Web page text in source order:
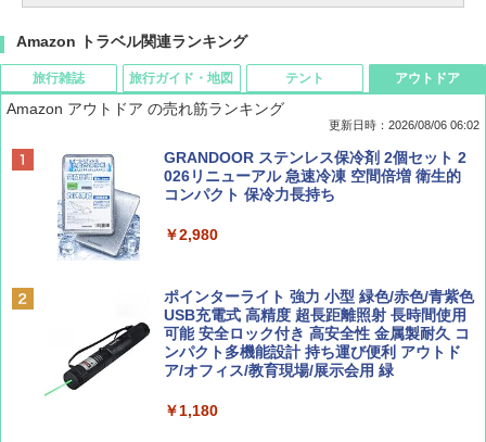
Amazon トラベル関連ランキング
旅行雑誌
ディズニーファン ２０２６年 ９月号 [雑
誌] (ＤＩＳＮＥＹ ＦＡＮ)
Coyote No.89 特集 星野道夫 夢見る旅
￥1,540
旅行ガイド・地図
D40 地球の歩き方 チェンマイ タイ北部の魅
力的な町 2026～2027 地球の歩き方D アジア
A09 地球の歩き方 イタリア 2026～2027 地
球の歩き方A ヨーロッパ
￥2,479
テント
[キャンパーズコレクション 山善] ポップアッ
プテント 傘みたいに広げて畳める パッとサ
ッとサンシェード キューブ フルクローズ メ
&ハイキング カーキ PATC-150(KH)
PYKES PEAK (パイクスピーク) 着替えテン
ト プライバシー テント 【中が透けない】 1
人用 折りたたみ 防災グッズ 災害用トイレ ビ
易 トイレテント (オリーブ)
アウトドア
Amazon アウトドア の売れ筋ランキング
更新日時：2026/08/06 06:02
GRANDOOR ステンレス保冷剤 2個セット 2
026リニューアル 急速冷凍 空間倍増 衛生的
コンパクト 保冷力長持ち
￥2,980
ポインターライト 強力 小型 緑色/赤色/青紫色
USB充電式 高精度 超長距離照射 長時間使用
可能 安全ロック付き 高安全性 金属製耐久 コ
ンパクト多機能設計 持ち運び便利 アウトド
ア/オフィス/教育現場/展示会用 緑
￥1,180